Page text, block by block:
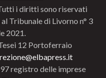
i diritti sono riservati
Tribunale di Livorno n° 3
2021.
12 Portoferraio
registro delle imprese